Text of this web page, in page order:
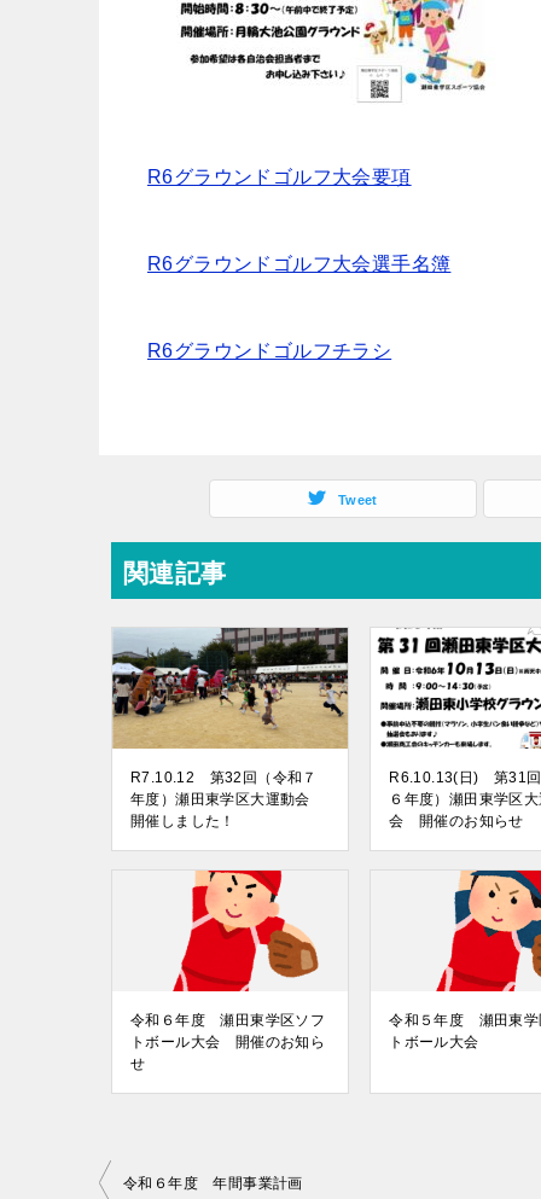
R6グラウンドゴルフ大会要項
R6グラウンドゴルフ大会選手名簿
R6グラウンドゴルフチラシ
Tweet
関連記事
R7.10.12 第32回（令和７
年度）瀬田東学区大運動会
開催しました！
R6.10.13(日) 第31回
６年度）瀬田東学区
会 開催のお知らせ
令和６年度 瀬田東学区ソフ
トボール大会 開催のお知ら
せ
令和５年度 瀬田東学
トボール大会
投令和６年度 年間事業計画